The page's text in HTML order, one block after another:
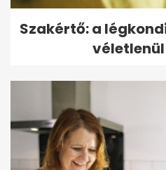
Szakértő: a
véletlenül